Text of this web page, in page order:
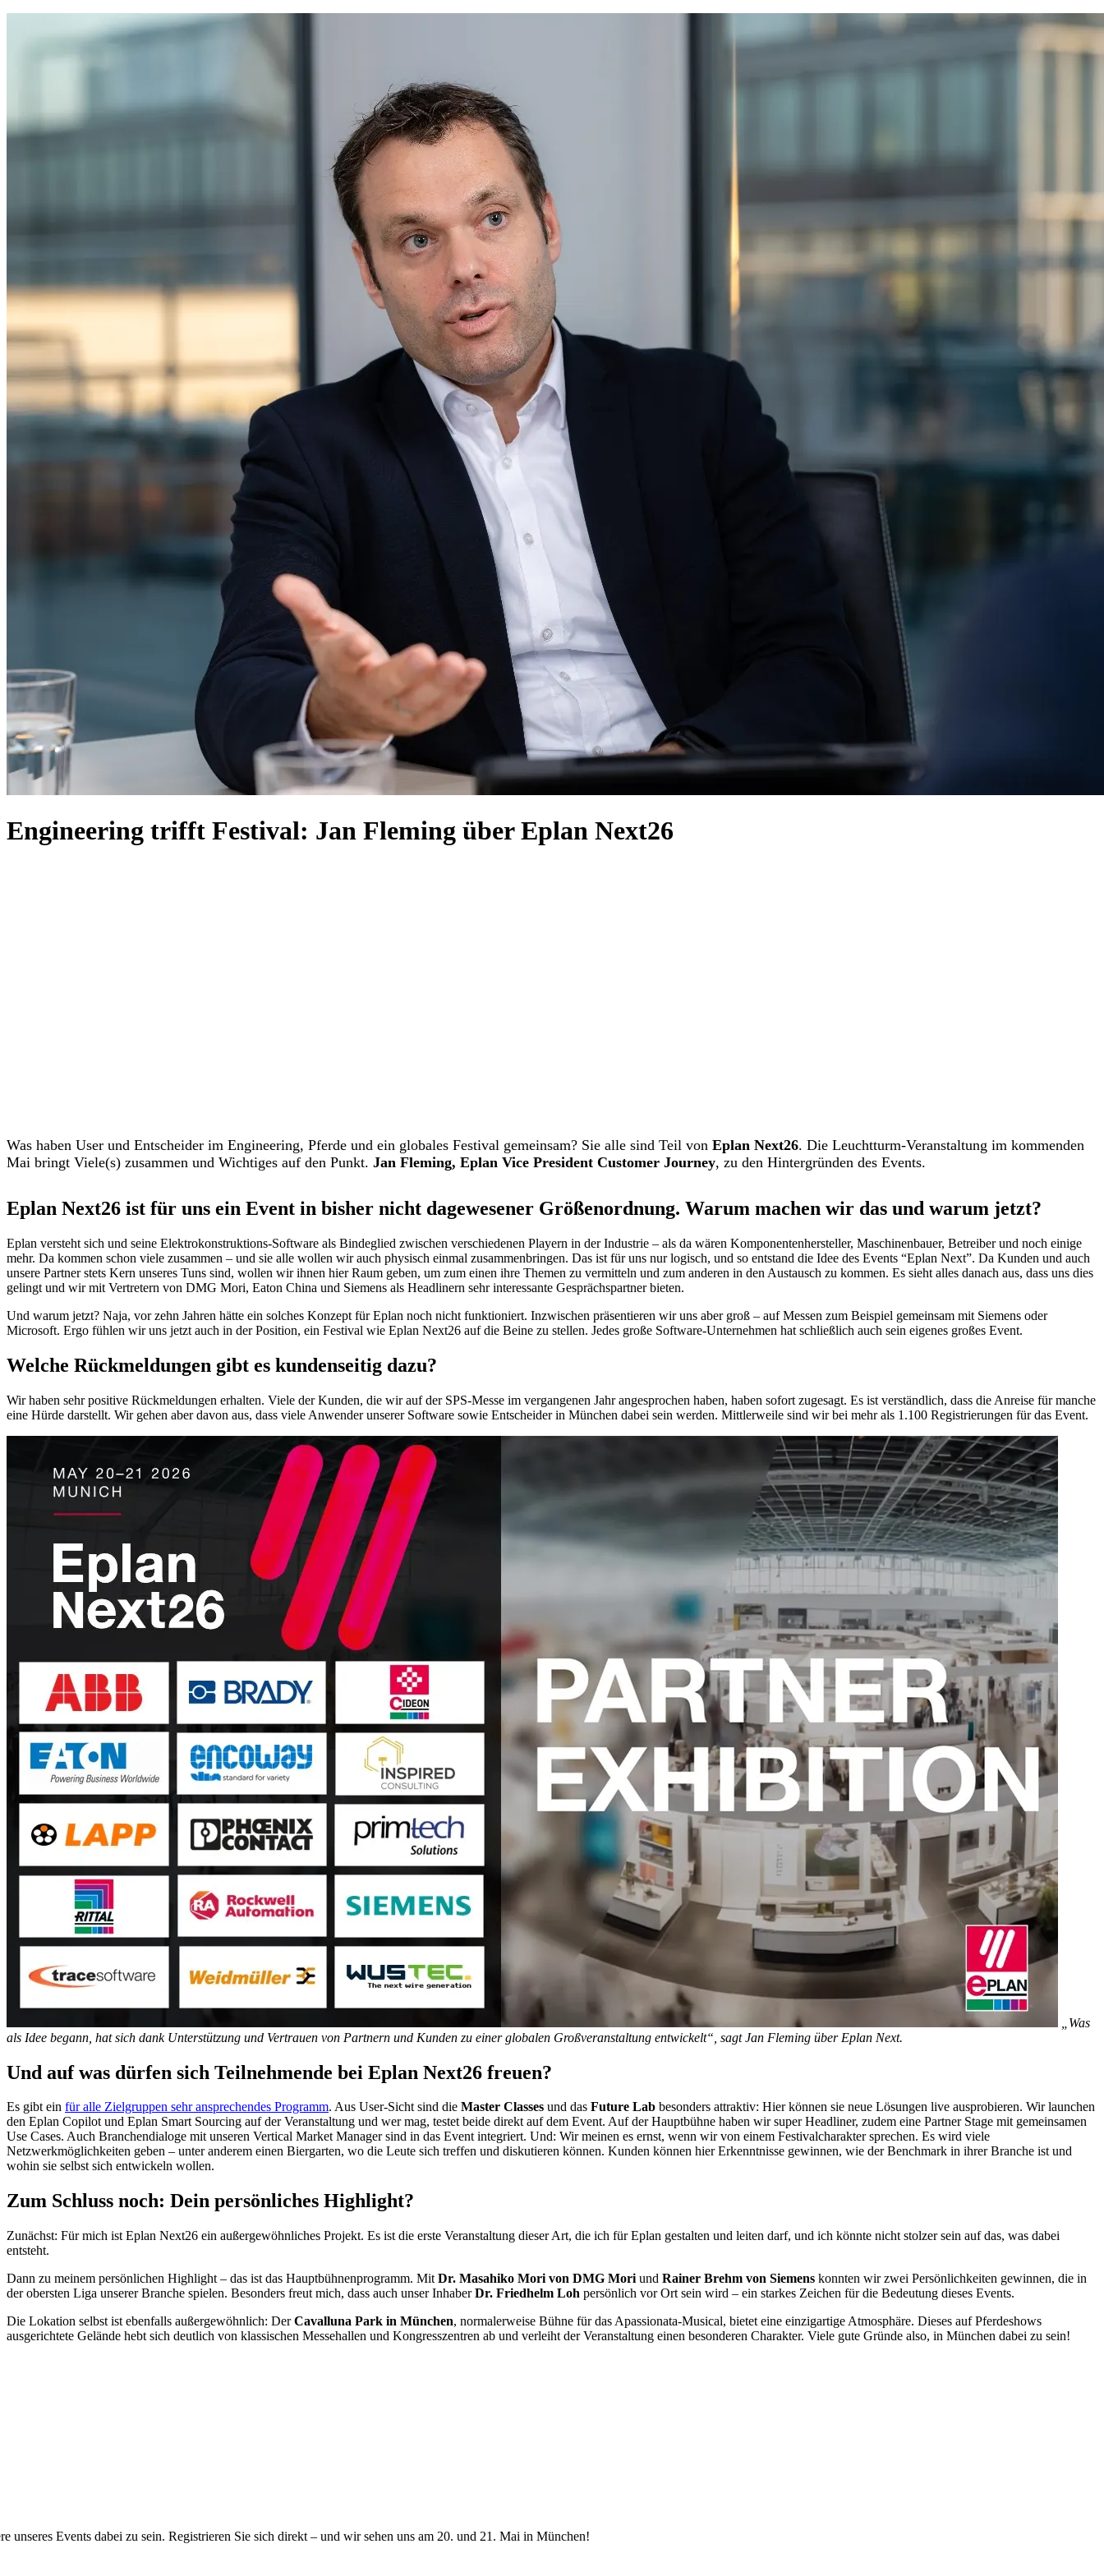
Engineering trifft Festival: Jan Fleming über Eplan Next26
Was haben User und Entscheider im Engineering, Pferde und ein globales Festival gemeinsam? Sie alle sind Teil von Eplan Next26. Die Leuchtturm-Veranstaltung im kommenden
Mai bringt Viele(s) zusammen und Wichtiges auf den Punkt. Jan Fleming, Eplan Vice President Customer Journey, zu den Hintergründen des Events.
Eplan Next26 ist für uns ein Event in bisher nicht dagewesener Größenordnung. Warum machen wir das und warum jetzt?
Eplan versteht sich und seine Elektrokonstruktions-Software als Bindeglied zwischen verschiedenen Playern in der Industrie – als da wären Komponentenhersteller, Maschinenbauer, Betreiber und noch einige
mehr. Da kommen schon viele zusammen – und sie alle wollen wir auch physisch einmal zusammenbringen. Das ist für uns nur logisch, und so entstand die Idee des Events “Eplan Next”. Da Kunden und auch
unsere Partner stets Kern unseres Tuns sind, wollen wir ihnen hier Raum geben, um zum einen ihre Themen zu vermitteln und zum anderen in den Austausch zu kommen. Es sieht alles danach aus, dass uns dies
gelingt und wir mit Vertretern von DMG Mori, Eaton China und Siemens als Headlinern sehr interessante Gesprächspartner bieten.
Und warum jetzt? Naja, vor zehn Jahren hätte ein solches Konzept für Eplan noch nicht funktioniert. Inzwischen präsentieren wir uns aber groß – auf Messen zum Beispiel gemeinsam mit Siemens oder
Microsoft. Ergo fühlen wir uns jetzt auch in der Position, ein Festival wie Eplan Next26 auf die Beine zu stellen. Jedes große Software-Unternehmen hat schließlich auch sein eigenes großes Event.
Welche Rückmeldungen gibt es kundenseitig dazu?
Wir haben sehr positive Rückmeldungen erhalten. Viele der Kunden, die wir auf der SPS-Messe im vergangenen Jahr angesprochen haben, haben sofort zugesagt. Es ist verständlich, dass die Anreise für manche
eine Hürde darstellt. Wir gehen aber davon aus, dass viele Anwender unserer Software sowie Entscheider in München dabei sein werden. Mittlerweile sind wir bei mehr als 1.100 Registrierungen für das Event.
„Was
als Idee begann, hat sich dank Unterstützung und Vertrauen von Partnern und Kunden zu einer globalen Großveranstaltung entwickelt“, sagt Jan Fleming über Eplan Next.
Und auf was dürfen sich Teilnehmende bei Eplan Next26 freuen?
Es gibt ein für alle Zielgruppen sehr ansprechendes Programm. Aus User-Sicht sind die Master Classes und das Future Lab besonders attraktiv: Hier können sie neue Lösungen live ausprobieren. Wir launchen
den Eplan Copilot und Eplan Smart Sourcing auf der Veranstaltung und wer mag, testet beide direkt auf dem Event. Auf der Hauptbühne haben wir super Headliner, zudem eine Partner Stage mit gemeinsamen
Use Cases. Auch Branchendialoge mit unseren Vertical Market Manager sind in das Event integriert. Und: Wir meinen es ernst, wenn wir von einem Festivalcharakter sprechen. Es wird viele
Netzwerkmöglichkeiten geben – unter anderem einen Biergarten, wo die Leute sich treffen und diskutieren können. Kunden können hier Erkenntnisse gewinnen, wie der Benchmark in ihrer Branche ist und
wohin sie selbst sich entwickeln wollen.
Zum Schluss noch: Dein persönliches Highlight?
Zunächst: Für mich ist Eplan Next26 ein außergewöhnliches Projekt. Es ist die erste Veranstaltung dieser Art, die ich für Eplan gestalten und leiten darf, und ich könnte nicht stolzer sein auf das, was dabei
entsteht.
Dann zu meinem persönlichen Highlight – das ist das Hauptbühnenprogramm. Mit Dr. Masahiko Mori von DMG Mori und Rainer Brehm von Siemens konnten wir zwei Persönlichkeiten gewinnen, die in
der obersten Liga unserer Branche spielen. Besonders freut mich, dass auch unser InhaberDr. Friedhelm Loh persönlich vor Ort sein wird – ein starkes Zeichen für die Bedeutung dieses Events.
Die Lokation selbst ist ebenfalls außergewöhnlich: DerCavalluna Park in München, normalerweise Bühne für das Apassionata-Musical, bietet eine einzigartige Atmosphäre. Dieses auf Pferdeshows
ausgerichtete Gelände hebt sich deutlich von klassischen Messehallen und Kongresszentren ab und verleiht der Veranstaltung einen besonderen Charakter. Viele gute Gründe also, in München dabei zu sein!
unseres Events dabei zu sein. Registrieren Sie sich direkt – und wir sehen uns am 20. und 21. Mai in München!